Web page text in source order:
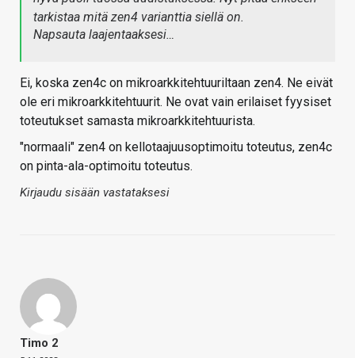
tarkistaa mitä zen4 varianttia siellä on.
Napsauta laajentaaksesi…
Ei, koska zen4c on mikroarkkitehtuuriltaan zen4. Ne eivät
ole eri mikroarkkitehtuurit. Ne ovat vain erilaiset fyysiset
toteutukset samasta mikroarkkitehtuurista.
"normaali" zen4 on kellotaajuusoptimoitu toteutus, zen4c
on pinta-ala-optimoitu toteutus.
Kirjaudu sisään vastataksesi
Timo 2